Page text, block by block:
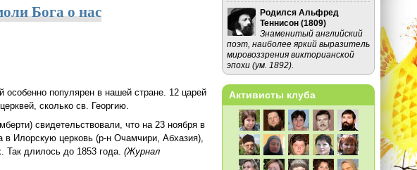
Бога о нас
особенно популярен в нашей стране. 12 царей
сколько св. Георгию.
свидетельствовали, что на 23 ноября в
в Илорскую церковь (р-н Очамчири, Абхазия),
Так длилось до 1853 года.(Журнал
Родился Альфред
Теннисон (1809)
Знаменитый английский
поэт, наиболее яркий выразитель
мировоззрения викторианской
эпохи (ум. 1892).
Активисты клуба